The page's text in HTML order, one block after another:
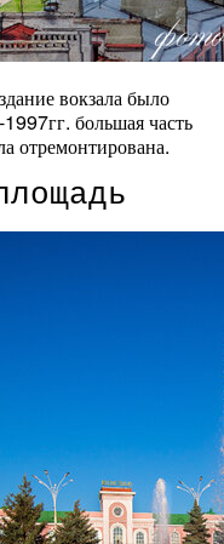
вокзала было
большая часть
отремонтирована.